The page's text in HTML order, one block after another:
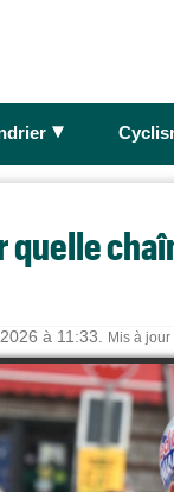
►
quelle
à 11:33. Mis à